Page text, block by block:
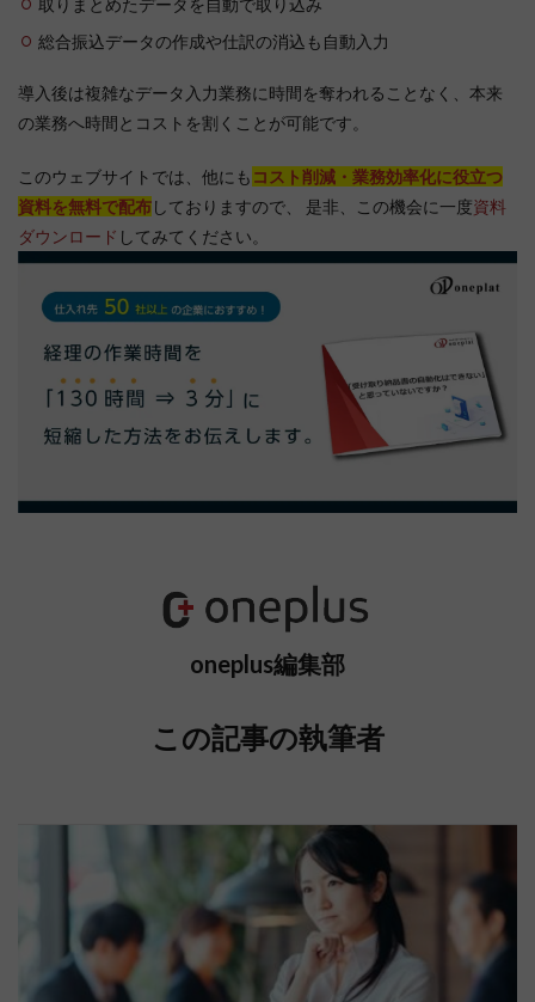
取りまとめたデータを自動で取り込み
総合振込データの作成や仕訳の消込も自動入力
導入後は複雑なデータ入力業務に時間を奪われることなく、本来
の業務へ時間とコストを割くことが可能です。
このウェブサイトでは、他にも コスト削減・業務効率化に役立つ
資料を無料で配布しておりますので、 是非、この機会に一度資料
ダウンロード してみてください。
oneplus編集部
この記事の執筆者